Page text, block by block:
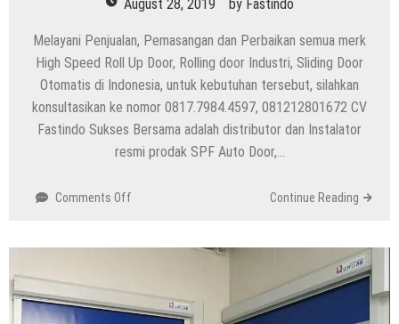
August 28, 2019 by Fastindo
Melayani Penjualan, Pemasangan dan Perbaikan semua merk
High Speed Roll Up Door, Rolling door Industri, Sliding Door
Otomatis di Indonesia, untuk kebutuhan tersebut, silahkan
konsultasikan ke nomor 0817.7984.4597, 081212801672 CV
Fastindo Sukses Bersama adalah distributor dan Instalator
resmi prodak SPF Auto Door,…
Comments Off
/
Continue Reading